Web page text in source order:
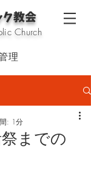
ク教会
Church
理
までの
: 1分